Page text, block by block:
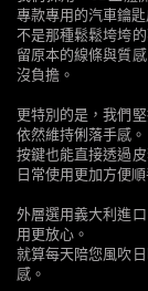
專款專用的汽車鑰匙
不是那種鬆鬆垮垮
留原本的線條與質
沒負擔。
更特別的是，我們
依然維持俐落手感。
按鍵也能直接透過
日常使用更加方便順
外層選用義大利進
用更放心。
就算每天陪您風吹
感。